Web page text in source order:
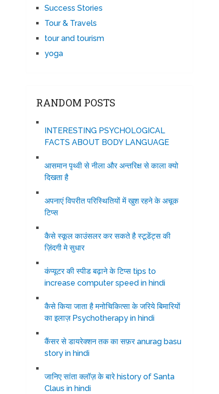
Success Stories
Tour & Travels
tour and tourism
yoga
RANDOM POSTS
INTERESTING PSYCHOLOGICAL
FACTS ABOUT BODY LANGUAGE
आसमान पृथ्वी से नीला और अन्तरिक्ष से काला क्यो
दिखता है
अपनाएं विपरीत परिस्थितियों में खुश रहने के अचूक
टिप्स
कैसे स्कूल काउंसलर कर सकते है स्टूडेंट्स की
ज़िंदगी मे सुधार
कंप्यूटर की स्पीड बढ़ाने के टिप्स tips to
increase computer speed in hindi
कैसे किया जाता है मनोचिकित्सा के जरिये बिमारियों
का इलाज़ Psychotherapy in hindi
कैंसर से डायरेक्शन तक का सफ़र anurag basu
story in hindi
जानिए सांता क्लॉज़ के बारे history of Santa
Claus in hindi